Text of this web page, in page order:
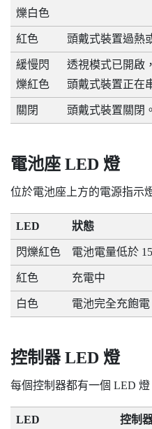
爍白色
紅色 頭戴式裝置過熱
緩慢閃
爍紅色
透視模式已開啟
頭戴式裝置正在
關閉 頭戴式裝置關閉。
電池座 LED 燈
位於電池座上方的電源指示
LED 狀態
閃爍紅色 電池電量低於
紅色 充電中
白色 電池完全充飽電
控制器 LED 燈
每個控制器都有一個 LED
LED 控制